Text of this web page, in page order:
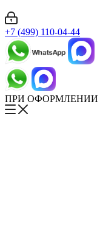
+7 (499) 110-04-44
ПРИ ОФОРМЛЕНИИ